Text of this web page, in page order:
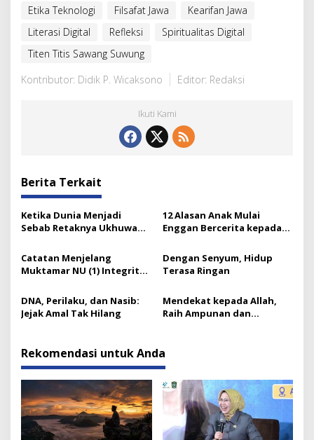
Etika Teknologi
Filsafat Jawa
Kearifan Jawa
Literasi Digital
Refleksi
Spiritualitas Digital
Titen Titis Sawang Suwung
Kontributor: Didik P. Wicaksono
Editor: Redaksi
Ikuti Kami
Berita Terkait
Ketika Dunia Menjadi
Sebab Retaknya Ukhuwah
12 Alasan Anak Mulai
Enggan Bercerita kepada
Catatan Menjelang
Muktamar NU (1) Integritas
Ipul
Dengan Senyum, Hidup
Terasa Ringan
DNA, Perilaku, dan Nasib:
Jejak Amal Tak Hilang
Mendekat kepada Allah,
Raih Ampunan dan
Rekomendasi untuk Anda